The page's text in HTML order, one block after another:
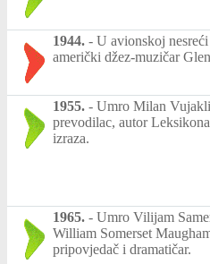
1944. - U avionskoj
američki džez-muzičar
1955. - Umro Milan
prevodilac, autor
izraza.
1965. - Umro Vilijam
William Somerset
pripovjedač i dramatičar.